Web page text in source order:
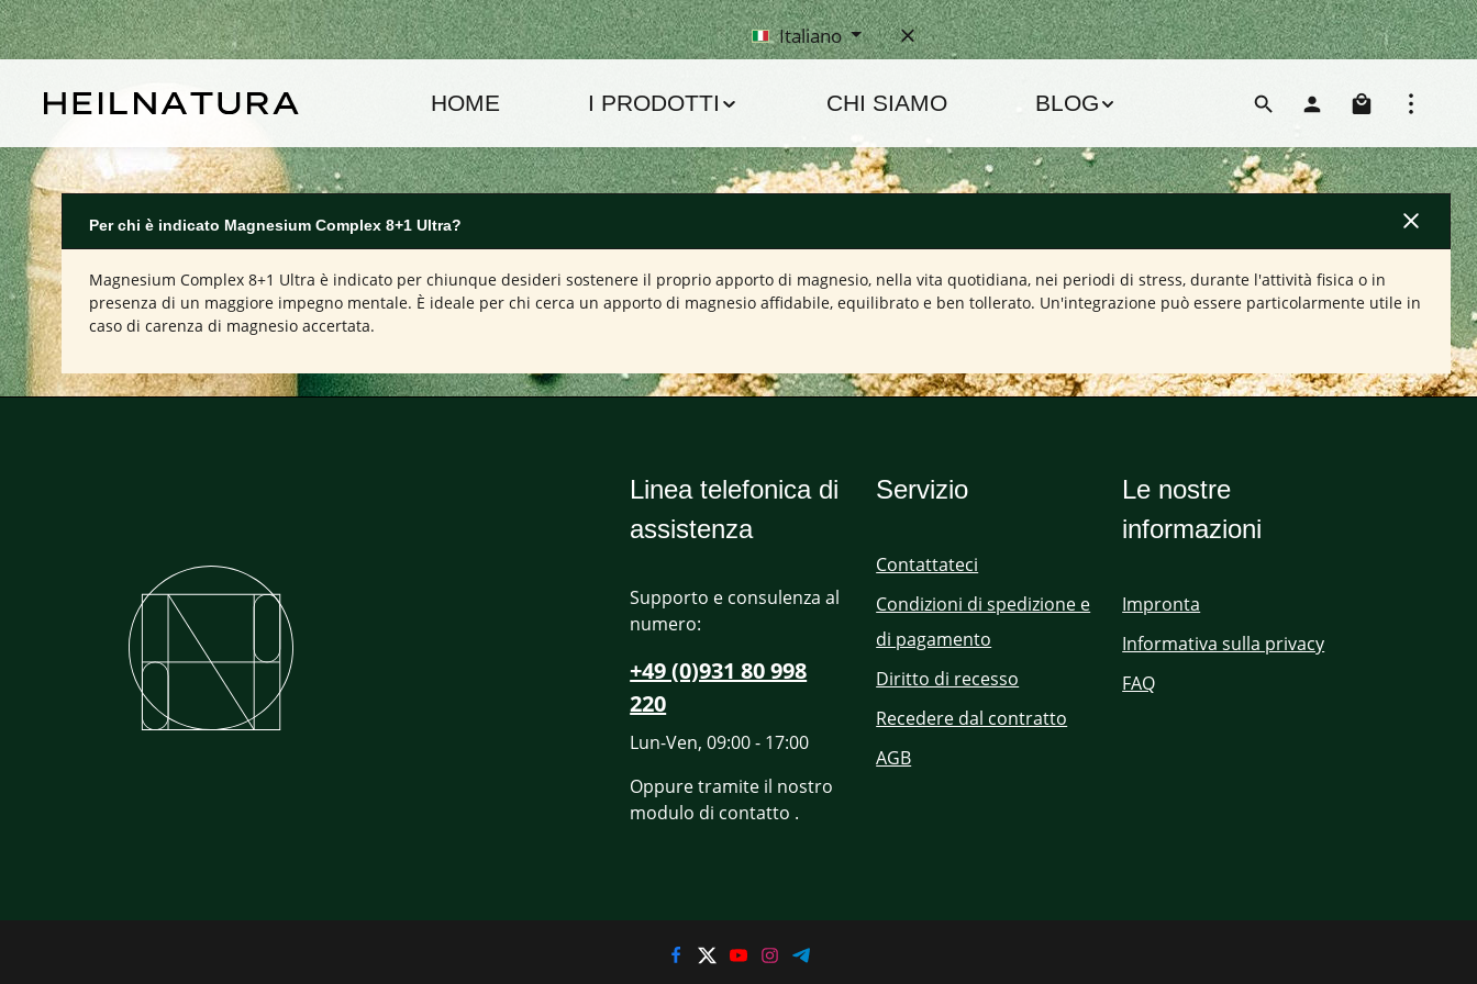
al contenuto principale
Passa alla navigazione principale Italiano
HOME I PRODOTTI CHI SIAMO BLOG Il
Per chi è indicato Magnesium Complex 8+1 Ultra?
Magnesium Complex 8+1 Ultra è indicato per chiunque desideri sostenere il proprio apporto di magnesio, nella vita quotidiana, nei periodi di stress, durante l'attività fisica o in
presenza di un maggiore impegno mentale. È ideale per chi cerca un apporto di magnesio affidabile, equilibrato e ben tollerato. Un'integrazione può essere particolarmente utile in
caso di carenza di magnesio accertata.
Linea telefonica di
assistenza
Supporto e consulenza al
numero:
+49 (0)931 80 998
220
Lun-Ven, 09:00 - 17:00
Oppure tramite il nostro
modulo di contatto .
Servizio
Contattateci
Condizioni di spedizione e
di pagamento
Diritto di recesso
Recedere dal contratto
AGB
Le nostre
informazioni
Impronta
Informativa sulla privacy
FAQ